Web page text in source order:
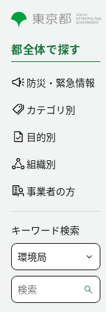
コンテンツにスキッ
都全体で探す
防災・緊急情報
カテゴリ別
目的別
組織別
事業者の方
キーワード検索